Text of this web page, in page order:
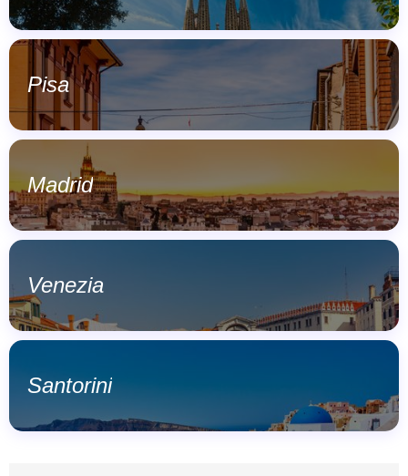
Pisa
Madrid
Venezia
Santorini